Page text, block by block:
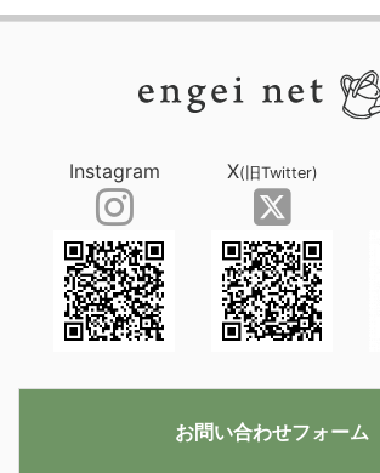
Instagram X(旧Twitter)
お問い合わせフォーム